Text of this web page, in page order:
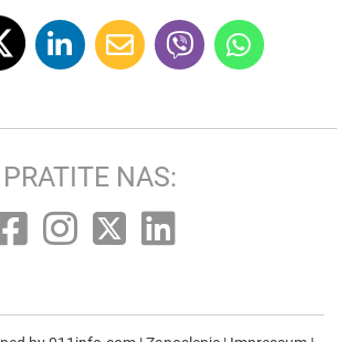
PRATITE NAS: